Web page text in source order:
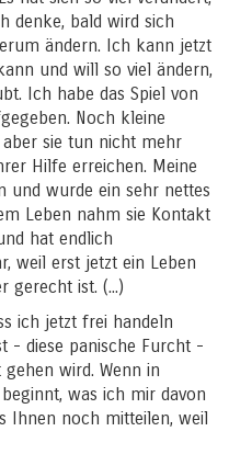
denke, bald wird sich
ändern. Ich kann jetzt
und will so viel ändern,
Ich habe das Spiel von
Noch kleine
sie tun nicht mehr
Hilfe erreichen. Meine
und wurde ein sehr nettes
Leben nahm sie Kontakt
hat endlich
weil erst jetzt ein Leben
gerecht ist. (...)
ich jetzt frei handeln
- diese panische Furcht -
wird. Wenn in
was ich mir davon
Ihnen noch mitteilen, weil